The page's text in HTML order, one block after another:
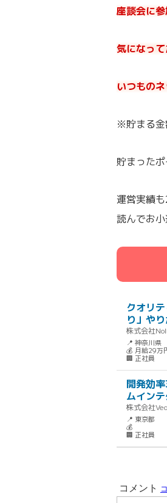
座談会に
気になっ
いつもの
※貯まる金
貯まった
運営実績
読んでお
クオリ
り」や
株式会社
📍 神奈川県
💰 月給29万
🏢 正社員
開発効
ムイン
株式会社
📍 東京都
💰
🏢 正社員